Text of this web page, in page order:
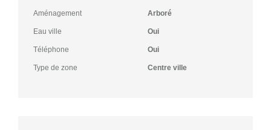
Aménagement Arboré
Eau ville Oui
Téléphone Oui
Type de zone Centre ville